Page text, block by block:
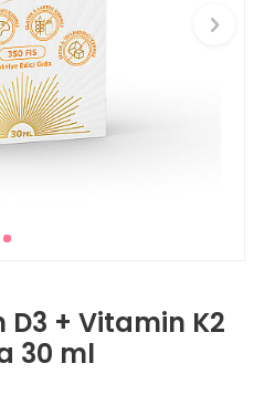
+ Vitamin K2
30 ml